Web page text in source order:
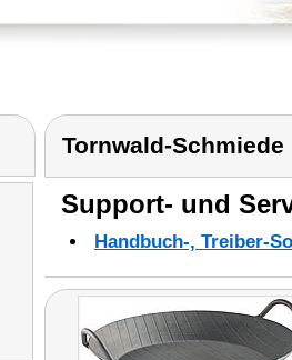
Tornwald-Schmiede
Support- und
Handbuch-, Treiber-